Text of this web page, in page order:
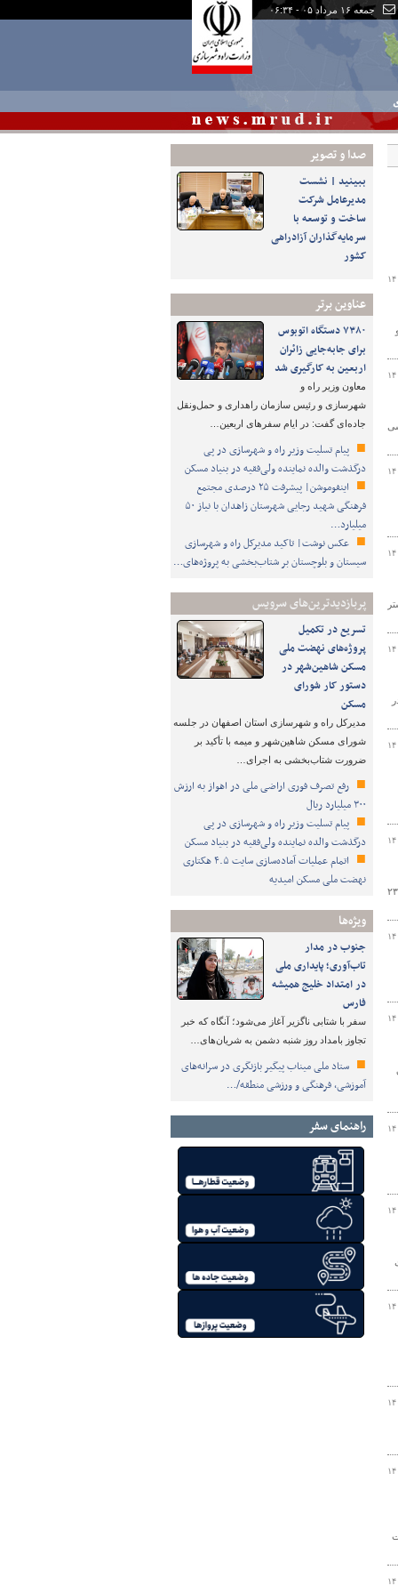
جمعه ۱۶ مرداد ۰۵ - ۰۶:۳۴
صدا و تصوير
ببینید | نشست
مدیرعامل شرکت
ساخت و توسعه با
سرمایه‌گذاران آزادراهی
کشور
عناوین برتر
۷۳۸۰ دستگاه اتوبوس
برای جابه‌جایی زائران
اربعین به‌ کارگیری شد
معاون وزیر راه و
شهرسازی و رئیس سازمان راهداری و حمل‌ونقل
جاده‌ای گفت: در ایام سفرهای اربعین…
پیام تسلیت وزیر راه و شهرسازی در پی
درگذشت والده نماینده ولی‌فقیه در بنیاد مسکن
اینفوموشن| پیشرفت ۲۵ درصدی مجتمع
فرهنگی شهید رجایی شهرستان زاهدان با نیاز ۵۰
میلیارد…
عکس نوشت| تاکید مدیرکل راه و شهرسازی
سیستان و بلوچستان بر شتاب‌بخشی به پروژه‌های…
پربازدیدترین‌های سرویس
تسریع در تکمیل
پروژه‌های نهضت ملی
مسکن شاهین‌شهر در
دستور کار شورای
مسکن
مدیرکل راه و شهرسازی استان اصفهان در جلسه
شورای مسکن شاهین‌شهر و میمه با تأکید بر
ضرورت شتاب‌بخشی به اجرای…
رفع تصرف فوری اراضی ملی در اهواز به ارزش
۳۰۰ میلیارد ریال
پیام تسلیت وزیر راه و شهرسازی در پی
درگذشت والده نماینده ولی‌فقیه در بنیاد مسکن
اتمام عملیات آماده‌سازی سایت ۴.۵ هکتاری
نهضت ملی مسکن امیدیه
ویژه‌ها
جنوب در مدار
تاب‌آوری؛ پایداری ملی
در امتداد خلیج همیشه
فارس
سفر با شتابی ناگزیر آغاز می‌شود؛ آنگاه که خبر
تجاوز بامداد روز شنبه دشمن به شریان‌های…
ستاد ملی میناب پیگیر بازنگری در سرانه‌های
آموزشی، فرهنگی و ورزشی منطقه/…
راهنمای سفر
و
سمنان از بهسازی و روکش آسفالت روستای ایج به طول ۲۳۰۰